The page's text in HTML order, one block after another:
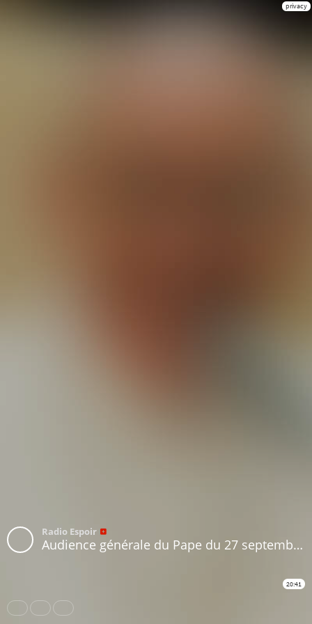
privacy
Radio Espoir
Audience générale du Pape du 27 septembre 2023
20:41
Share